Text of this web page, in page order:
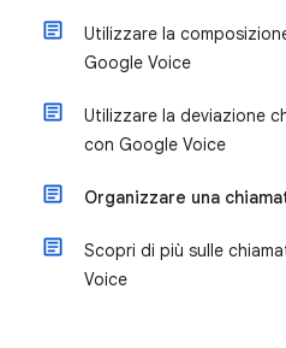
Utilizzare la
Google Voice
Utilizzare la deviazione
con Google Voice
Organizzare una
Scopri di più sulle
Voice